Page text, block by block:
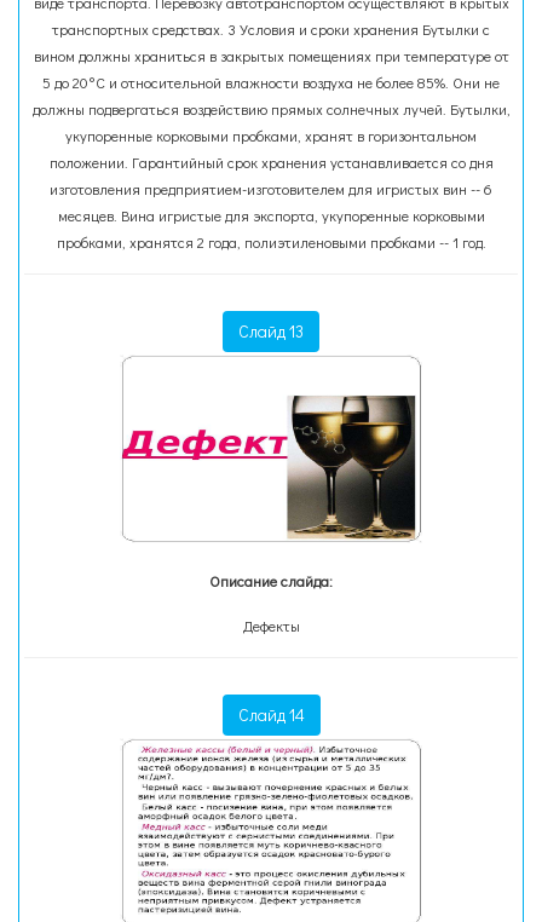
транспортных средствах. 3 Условия и сроки хранения Бутылки с
вином должны храниться в закрытых помещениях при температуре от
5 до 20°С и относительной влажности воздуха не более 85%. Они не
должны подвергаться воздействию прямых солнечных лучей. Бутылки,
укупоренные корковыми пробками, хранят в горизонтальном
положении. Гарантийный срок хранения устанавливается со дня
изготовления предприятием-изготовителем для игристых вин -- 6
месяцев. Вина игристые для экспорта, укупоренные корковыми
пробками, хранятся 2 года, полиэтиленовыми пробками -- 1 год.
Слайд 13
Описание слайда:
Дефекты
Слайд 14